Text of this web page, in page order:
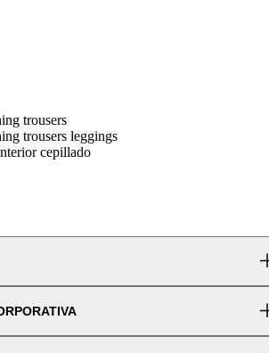
trousers
trousers leggings
cepillado